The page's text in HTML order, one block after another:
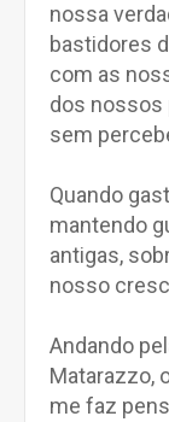
nossa
bastidores
com as
dos nossos
sem
Quando
mantendo
antigas,
nosso
Andando
Matarazzo,
me faz